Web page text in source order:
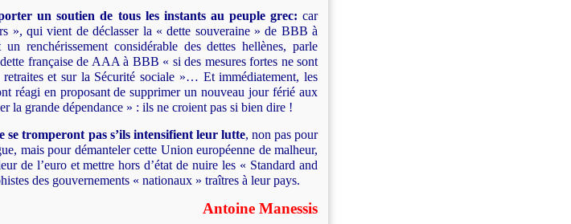
un soutien de tous les instants au peuple grec: car
», qui vient de déclasser la « dette souveraine » de BBB à
renchérissement considérable des dettes hellènes, parle
française de AAA à BBB « si des mesures fortes ne sont
retraites et sur la Sécurité sociale »… Et immédiatement, les
réagi en proposant de supprimer un nouveau jour férié aux
la grande dépendance » : ils ne croient pas si bien dire !
se tromperont pas s’ils intensifient leur lutte, non pas pour
mais pour démanteler cette Union européenne de malheur,
de l’euro et mettre hors d’état de nuire les « Standard and
des gouvernements « nationaux » traîtres à leur pays.
Antoine Manessis